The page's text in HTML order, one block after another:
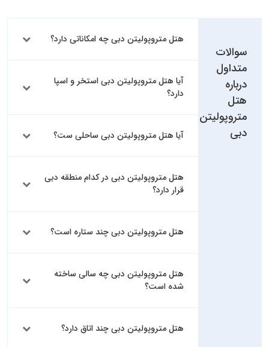
سوالات
متداول
درباره
هتل
متروپولیتن
دبی
هتل متروپولیتن دبی چه امکاناتی دارد؟
آیا هتل متروپولیتن دبی استخر و اسپا
دارد؟
آیا هتل متروپولیتن دبی ساحلی ست؟
هتل متروپولیتن دبی در کدام منطقه دبی
قرار دارد؟
هتل متروپولیتن دبی چند ستاره است؟
هتل متروپولیتن دبی چه سالی ساخته
شده است؟
هتل متروپولیتن دبی چند اتاق دارد؟